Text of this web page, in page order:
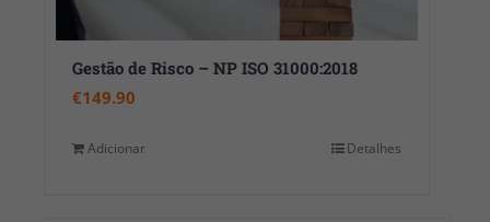
Gestão de Risco – NP ISO 31000:2018
€149.90
Adicionar Detalhes